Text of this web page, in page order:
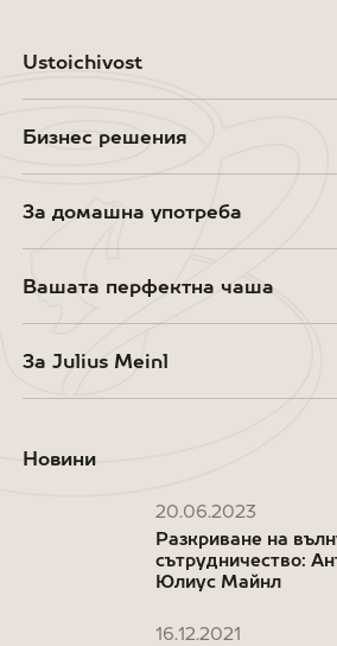
Ustoichivost
Бизнес решения
За домашна употреба
Вашата перфектна чаша
За Julius Meinl
Новини
20.06.2023
Разкриване на
сътрудничество:
Юлиус Майнл
16.12.2021